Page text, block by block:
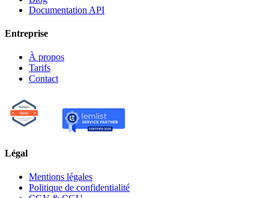
Documentation API
Entreprise
À propos
Tarifs
Contact
Légal
Mentions légales
Politique de confidentialité